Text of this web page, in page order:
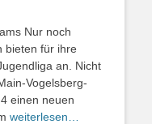
Nur noch
bieten für ihre
an. Nicht
Vogelsberg-
einen neuen
weiterlesen…